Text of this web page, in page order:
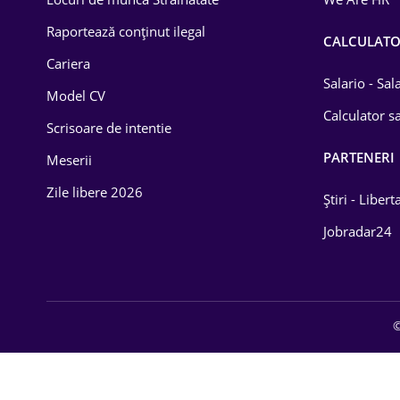
Educație / Training
Energetică
Farma
Raportează conținut ilegal
Cariera
Model CV
Scrisoare de intentie
Meserii
Zile libere 2026
Salario -
Calculator
PARTENERI
Știri -
Jobradar24